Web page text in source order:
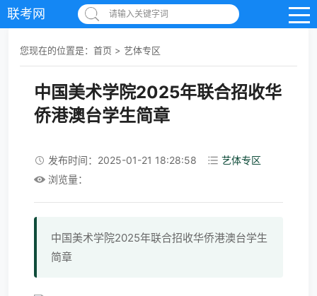
联考网 请输入关键字词
您现在的位置是： 首页 > 艺体专区
中国美术学院2025年联合招收华
侨港澳台学生简章
发布时间：2025-01-21 18:28:58
艺体专区
浏览量：
中国美术学院2025年联合招收华侨港澳台学生
简章